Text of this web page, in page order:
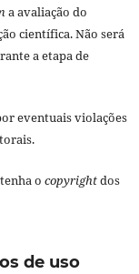
a avaliação do
científica. Não será
a etapa de
eventuais violações
o copyrightdos
de uso